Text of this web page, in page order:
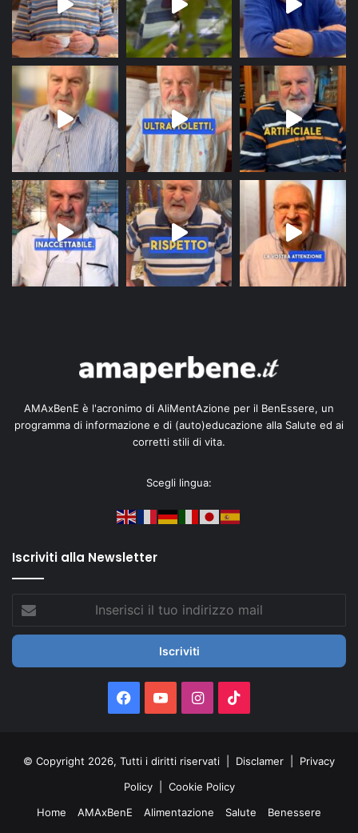
AMAxBenE è l'acronimo di AliMentAzione per il BenEssere, un
programma di informazione e di (auto)educazione alla Salute ed ai
corretti stili di vita.
Scegli lingua:
Iscriviti alla Newsletter
tuo
mail
Facebook
You Instagram
© Copyright 2026, Tutti i diritti riservati | Disclamer
Privacy
Policy
Cookie Policy
Home
AMAxBenE Alimentazione Salute
Benessere